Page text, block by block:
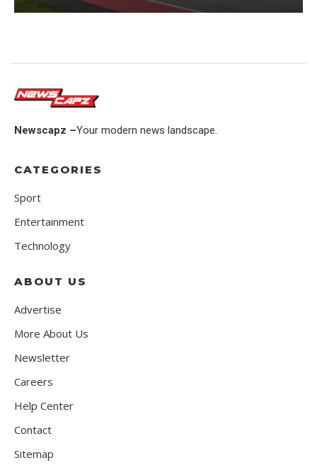
Newscapz –Your modern news landscape.
CATEGORIES
Sport
Entertainment
Technology
ABOUT US
Advertise
More About Us
Newsletter
Careers
Help Center
Contact
Sitemap